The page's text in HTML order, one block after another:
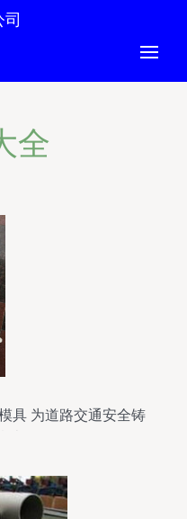
全
具 为道路交通安全铸